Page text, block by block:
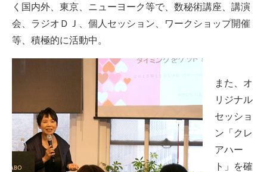
く国内外、東京、ニューヨーク等で、数秘術講座、講演
会、ラジオＤＪ、個人セッション、ワークショップ開催
等、積極的に活動中。
また、オ
リジナル
セッショ
ン「クレ
アハー
ト」を確